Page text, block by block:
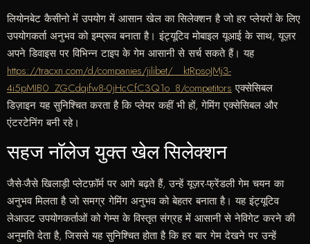
लियोनबेट कैसीनो में उपयोग में आसान खेल का सिलेक्शन है जो हर प्लेयरों के लिए
उपयोगकर्ता अनुभव को इम्प्रूव बनाता है। इंट्यूटिव मोबाइल यूआई के साथ, यूज़र
अपने डिवाइस पर विभिन्न टाइप के गेम आसानी से सर्च सकते हैं। यह
https://tracxn.com/d/companies/jilibet/__ktRpsoJMj3-
4i5pMIB0_ZGCdqifw8-0jHcCfC3Q1o_8/competitors एक्सेसिबल
डिज़ाइन यह सुनिश्चित करता है कि प्लेयर कहीं भी हों, गेमिंग एक्सेसिबल और
एंटरटेनिंग बनी रहे।
सहज नॉलेज युक्त खेल सिलेक्शन
जैसे-जैसे खिलाड़ी प्लेटफ़ॉर्म पर आगे बढ़ते हैं, उन्हें यूज़र-फ्रेंडली गेम चयन का
अनुभव मिलता है जो समग्र गेमिंग अनुभव को बेहतर बनाता है। यह इंट्यूटिव
लेआउट उपयोगकर्ताओं को गेम्स के विस्तृत संग्रह में आसानी से नेविगेट करने की
अनुमति देता है, जिससे यह सुनिश्चित होता है कि हर बार गेम देखने पर उन्हें